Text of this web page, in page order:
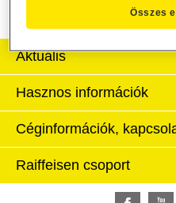
Aktuális
Hasznos információk
Céginformációk,
Raiffeisen csoport
Összes